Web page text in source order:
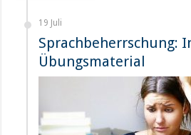
19 Juli
Sprachbeherrschung:
Übungsmaterial